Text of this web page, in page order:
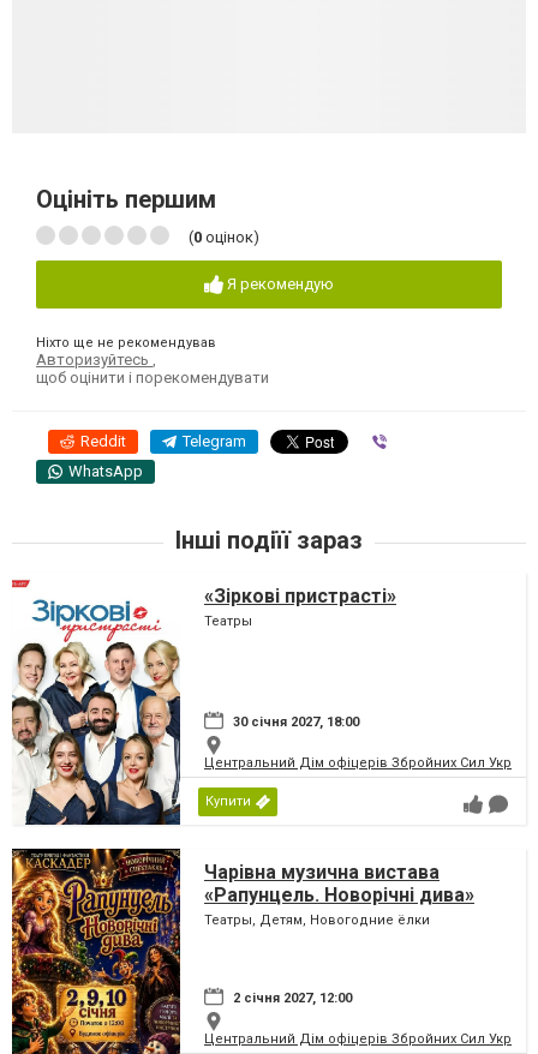
Оцініть першим
(0 оцінок)
Я рекомендую
Ніхто ще не рекомендував
Авторизуйтесь ,
щоб оцінити і порекомендувати
Reddit Telegram
WhatsApp
Інші подіїї зараз
«Зіркові пристрасті»
Театры
30 січня 2027, 18:00
Центральний Дім офіцерів Збройних Сил
Купити
Чарівна музична вистава
«Рапунцель. Новорічні дива»
Театры, Детям, Новогодние ёлки
2 січня 2027, 12:00
Центральний Дім офіцерів Збройних Сил